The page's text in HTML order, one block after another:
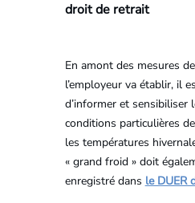
droit de retrait
En amont des mesures
l’employeur va établir, il
d’informer et sensibiliser
conditions particulières
les températures
« grand froid » doit
enregistré dans le DUER